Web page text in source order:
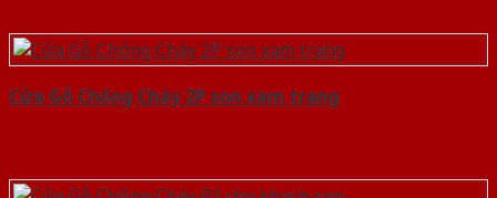
Cửa Gỗ Chống Cháy 2P son xam trang